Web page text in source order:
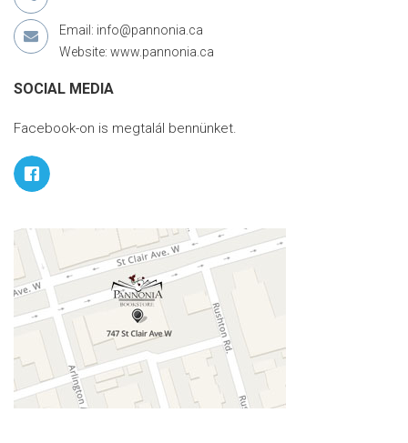
Email: info@pannonia.ca
Website: www.pannonia.ca
SOCIAL MEDIA
Facebook-on is megtalál bennünket.